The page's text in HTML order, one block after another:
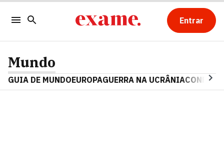
Entrar
Mundo
GUIA DE MUNDOEUROPAGUERRA NA UCRÂNIA